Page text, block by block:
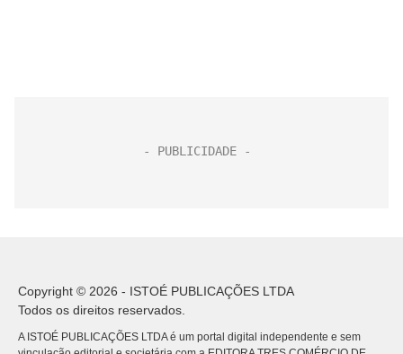
Copyright © 2026 - ISTOÉ PUBLICAÇÕES LTDA
Todos os direitos reservados.
A ISTOÉ PUBLICAÇÕES LTDA é um portal digital independente e sem